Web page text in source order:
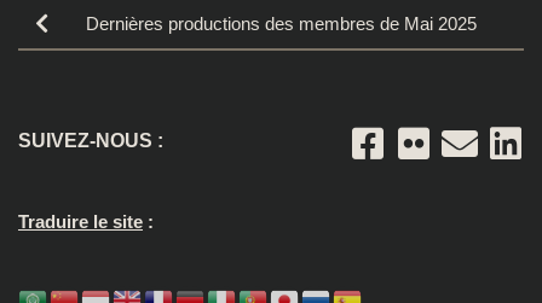
Dernières productions des membres de Mai 2025
SUIVEZ-NOUS :
Traduire le site :